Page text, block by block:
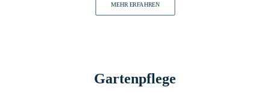
MEHR ERFAHREN
Gartenpflege